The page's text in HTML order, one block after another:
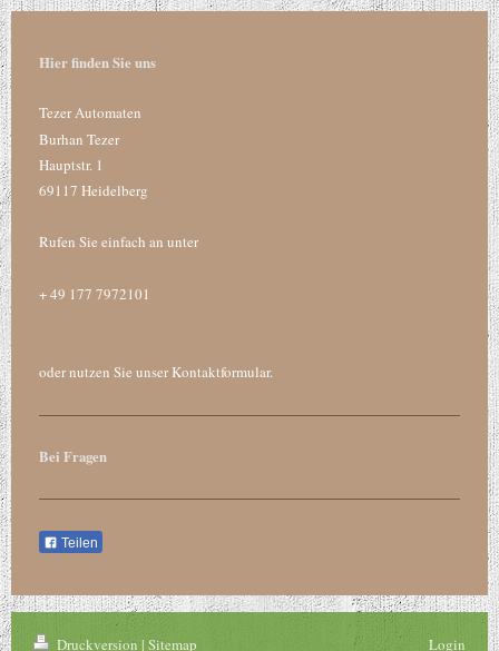
Hier finden Sie uns
Tezer Automaten
Burhan Tezer
Hauptstr. 1
69117 Heidelberg
Rufen Sie einfach an unter
+ 49 177 7972101
oder nutzen Sie unser Kontaktformular.
Bei Fragen
Teilen
Druckversion | Sitemap Login